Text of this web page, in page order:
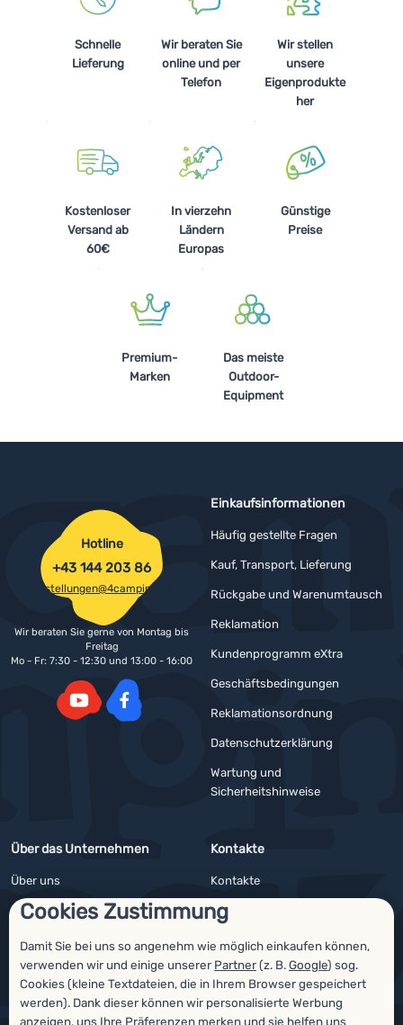
Cookies Zustimmung
Damit Sie bei uns so angenehm wie möglich einkaufen können,
verwenden wir und einige unserer Partner(z. B.Google) sog.
Cookies (kleine Textdateien, die in Ihrem Browser gespeichert
werden). Dank dieser können wir personalisierte Werbung
anzeigen, uns Ihre Präferenzen merken und sie helfen uns
Schnelle
Lieferung
Wir beraten Sie
online und per
Telefon
Wir stellen
unsere
Eigenprodukte
her
Kostenloser
Versand ab
60€
In vierzehn
Ländern
Europas
Günstige
Preise
Premium-
Marken
Das meiste
Outdoor-
Equipment
Einkaufsinformationen
Häufig gestellte Fragen
Kauf, Transport, Lieferung
Rückgabe und Warenumtausch
Reklamation
Kundenprogramm eXtra
Geschäftsbedingungen
Reklamationsordnung
Datenschutzerklärung
Wartung und
Sicherheitshinweise
Über das Unternehmen
Über uns
Impressum
4camping4nature
Unsere Tester
Kontakte
Kontakte
Angebote für Firmen und Vereine
Newsletter
Hotline
+43 144 203 86
bestellungen@4camping.at
Wir beraten Sie gerne von Montag bis
Freitag
Mo - Fr: 7:30 - 12:30 und 13:00 - 16:00